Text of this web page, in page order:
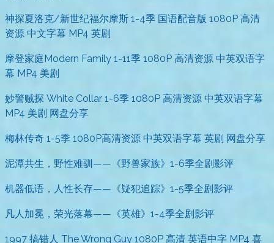
神探夏洛克/新世纪福尔摩斯 1-4季 国语配音版 1080P 高清
资源 中文字幕 MP4 英剧
摩登家庭Modern Family 1-11季 1080P 高清资源 中英双语字
幕 MP4 美剧
妙警贼探 White Collar 1-6季 1080P 高清资源 中英双语字幕
MP4 美剧 网盘分享
梅林传奇 1-5季 1080P高清资源 中英双语字幕 英剧 网盘分享
泥潭共生，野性难驯——《野兽家族》1-6季全剧影评
机器低语，人性长存——《疑犯追踪》1-5季全剧影评
凡人加冕，荣光落幕——《英雄》1-4季全剧影评
1997 搞错人 The Wrong Guy 1080P 高清 英语中字 MP4 喜